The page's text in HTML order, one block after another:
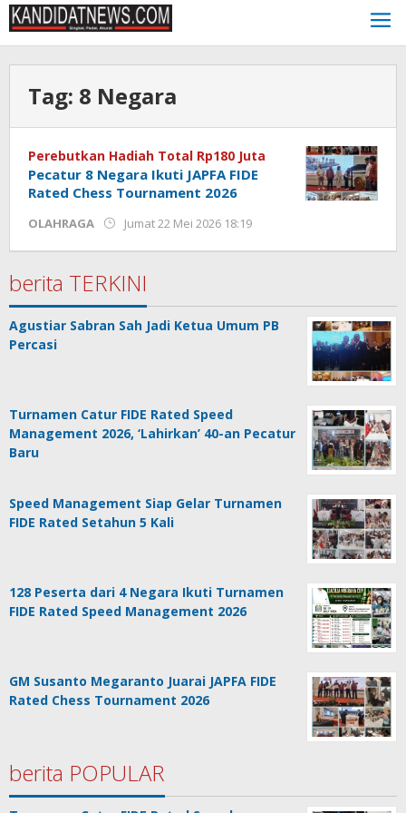
Lewati
ke
konten
Tag: 8 Negara
Perebutkan Hadiah Total Rp180 Juta
Pecatur 8 Negara Ikuti JAPFA FIDE
Rated Chess Tournament 2026
OLAHRAGA Jumat 22 Mei 2026 18:19
Jackson
berita TERKINI
Agustiar Sabran Sah Jadi Ketua Umum PB
Percasi
Turnamen Catur FIDE Rated Speed
Management 2026, ‘Lahirkan’ 40-an Pecatur
Baru
Speed Management Siap Gelar Turnamen
FIDE Rated Setahun 5 Kali
128 Peserta dari 4 Negara Ikuti Turnamen
FIDE Rated Speed Management 2026
GM Susanto Megaranto Juarai JAPFA FIDE
Rated Chess Tournament 2026
berita POPULAR